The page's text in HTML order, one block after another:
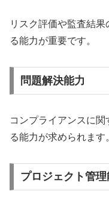
リスク評価や監査結
る能力が重要です。
問題解決能力
コンプライアンスに
る能力が求められます
プロジェクト管理